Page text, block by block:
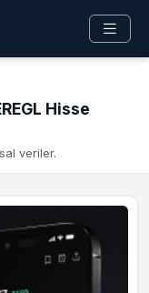
Hisse
veriler.